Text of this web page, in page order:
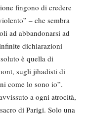
fingono di credere
– che sembra
ad abbandonarsi ad
dichiarazioni
è quella di
sugli jihadisti di
come lo sono io”.
a ogni atrocità,
di Parigi. Solo una